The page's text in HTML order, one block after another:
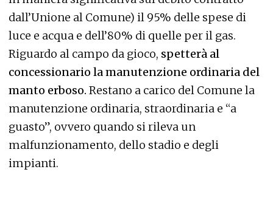
dall’Unione al Comune) il 95% delle spese di
luce e acqua e dell’80% di quelle per il gas.
Riguardo al campo da gioco, spetterà al
concessionario la manutenzione ordinaria del
manto erboso. Restano a carico del Comune la
manutenzione ordinaria, straordinaria e “a
guasto”, ovvero quando si rileva un
malfunzionamento, dello stadio e degli
impianti.